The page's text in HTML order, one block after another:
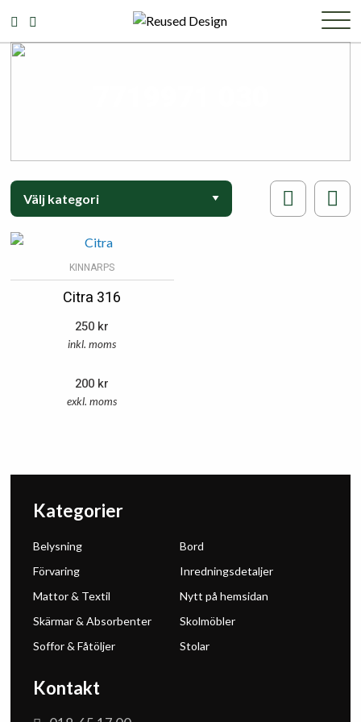
KINNARPS
Citra 316
250 kr
inkl. moms
200 kr
exkl. moms
Kontakt
Kategorier
Belysning
Bord
Förvaring
Inredningsdetaljer
Mattor & Textil
Nytt på hemsidan
Skärmar & Absorbenter
Skolmöbler
Soffor & Fåtöljer
Stolar